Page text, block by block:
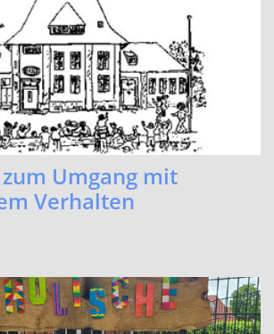
Umgang mit
Verhalten